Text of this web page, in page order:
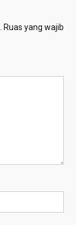
Ruas yang wajib